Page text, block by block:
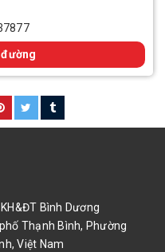
đường
Bình Dương
Thạnh Bình, Phường
Việt Nam